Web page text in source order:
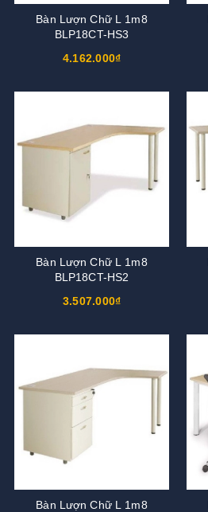
Bàn Lượn Chữ L 1m8
BLP18CT-HS3
4.162.000₫
Bàn Lượn Chữ L 1m8
BLP18CT-HS2
3.507.000₫
Bàn Lượn Chữ L 1m8